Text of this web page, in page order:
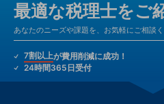
最適な税理士をご
あなたのニーズや課題を、お気軽にご相談
7割以上が費用削減に成功！
24時間365日受付